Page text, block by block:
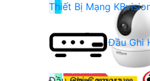
Thiết Bị Mạng
Đầu Ghi